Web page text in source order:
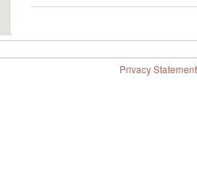
Privacy Statement